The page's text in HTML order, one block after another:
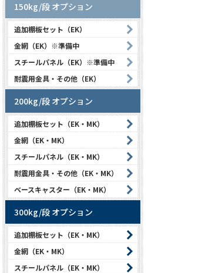
150kg/段 オプション
追加棚板セット（EK）
金網（EK）※準備中
スチールパネル（EK）※準備中
耐震用金具・その他（EK）
200kg/段 オプション
追加棚板セット（EK・MK）
金網（EK・MK）
スチールパネル（EK・MK）
耐震用金具・その他（EK・MK）
ベースキャスター（EK・MK）
300kg/段 オプション
追加棚板セット（EK・MK）
金網（EK・MK）
スチールパネル（EK・MK）